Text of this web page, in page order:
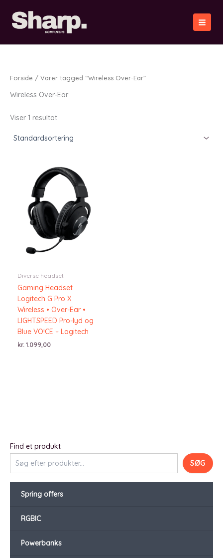
indholdet
Find et produkt
SØG
Spring offers
RGBIC
Powerbanks
Forside / Varer tagged “Wireless Over-Ear”
Wireless Over-Ear
Viser 1 resultat
Diverse headset
Gaming Headset
Logitech G Pro X
Wireless • Over-Ear •
LIGHTSPEED Pro-lyd og
Blue VO!CE – Logitech
kr. 1.099,00